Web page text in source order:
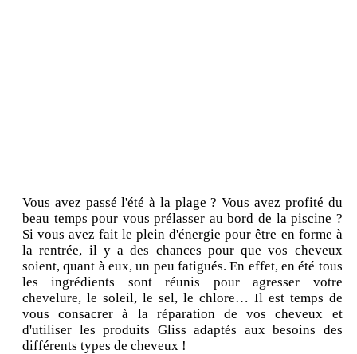
Vous avez passé l'été à la plage ? Vous avez profité du
beau temps pour vous prélasser au bord de la piscine ?
Si vous avez fait le plein d'énergie pour être en forme à
la rentrée, il y a des chances pour que vos cheveux
soient, quant à eux, un peu fatigués. En effet, en été tous
les ingrédients sont réunis pour agresser votre
chevelure, le soleil, le sel, le chlore… Il est temps de
vous consacrer à la réparation de vos cheveux et
d'utiliser les produits Gliss adaptés aux besoins des
différents types de cheveux !